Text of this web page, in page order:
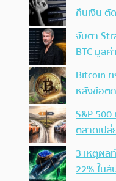
คืนเงิน
จับตา
BTC มูล
Bitcoin
หลังข้อต
S&P
ตลาดเป
3 เหตุผล
22% ในสั